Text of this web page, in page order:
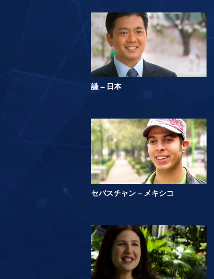
謙 – 日本
セバスチャン – メキシコ